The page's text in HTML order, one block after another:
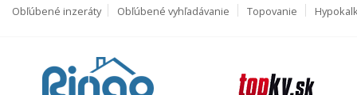
Obľúbené inzeráty Obľúbené vyhľadávanie Topovanie